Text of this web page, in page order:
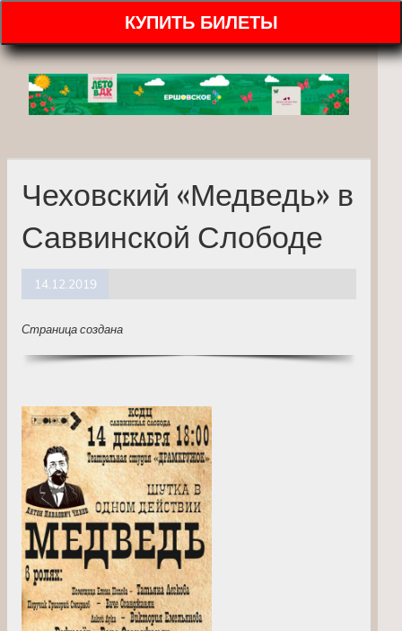
КУПИТЬ БИЛЕТЫ
Чеховский «Медведь» в
Саввинской Слободе
14.12.2019
Страница создана